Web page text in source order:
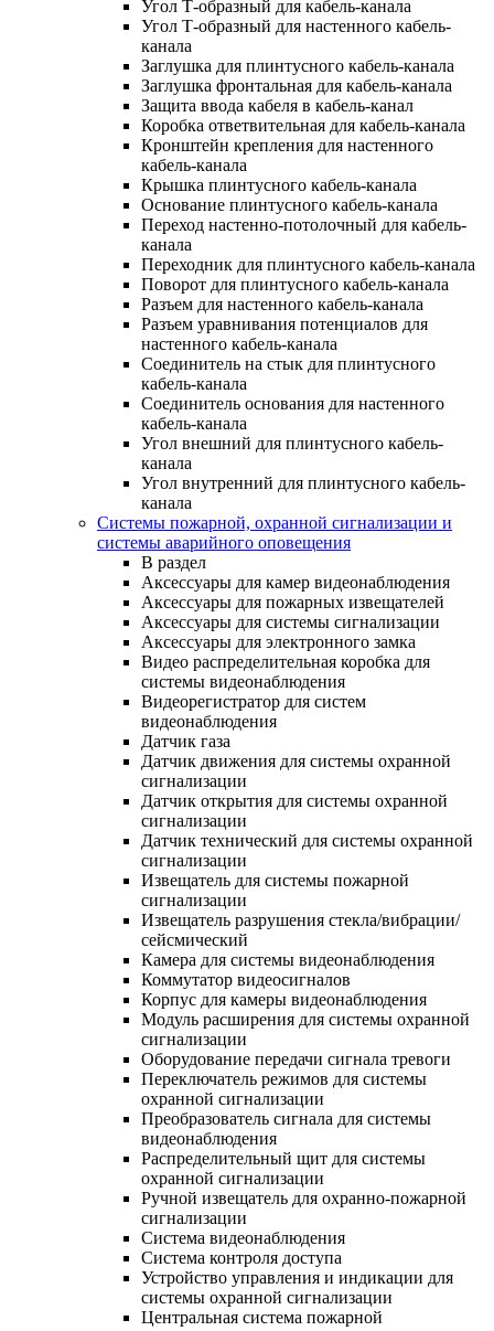
Угол Т-образный для кабель-канала
Угол Т-образный для настенного кабель-
канала
Заглушка для плинтусного кабель-канала
Заглушка фронтальная для кабель-канала
Защита ввода кабеля в кабель-канал
Коробка ответвительная для кабель-канала
Кронштейн крепления для настенного
кабель-канала
Крышка плинтусного кабель-канала
Основание плинтусного кабель-канала
Переход настенно-потолочный для кабель-
канала
Переходник для плинтусного кабель-канала
Поворот для плинтусного кабель-канала
Разъем для настенного кабель-канала
Разъем уравнивания потенциалов для
настенного кабель-канала
Соединитель на стык для плинтусного
кабель-канала
Соединитель основания для настенного
кабель-канала
Угол внешний для плинтусного кабель-
канала
Угол внутренний для плинтусного кабель-
канала
Системы пожарной, охранной сигнализации и
системы аварийного оповещения
В раздел
Аксессуары для камер видеонаблюдения
Аксессуары для пожарных извещателей
Аксессуары для системы сигнализации
Аксессуары для электронного замка
Видео распределительная коробка для
системы видеонаблюдения
Видеорегистратор для систем
видеонаблюдения
Датчик газа
Датчик движения для системы охранной
сигнализации
Датчик открытия для системы охранной
сигнализации
Датчик технический для системы охранной
сигнализации
Извещатель для системы пожарной
сигнализации
Извещатель разрушения стекла/вибрации/
сейсмический
Камера для системы видеонаблюдения
Коммутатор видеосигналов
Корпус для камеры видеонаблюдения
Модуль расширения для системы охранной
сигнализации
Оборудование передачи сигнала тревоги
Переключатель режимов для системы
охранной сигнализации
Преобразователь сигнала для системы
видеонаблюдения
Распределительный щит для системы
охранной сигнализации
Ручной извещатель для охранно-пожарной
сигнализации
Система видеонаблюдения
Система контроля доступа
Устройство управления и индикации для
системы охранной сигнализации
Центральная система пожарной